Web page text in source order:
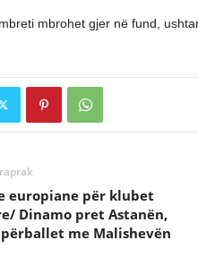
mbrohet gjer në fund,
europiane për klubet
Dinamo pret Astanën,
me Malishevën